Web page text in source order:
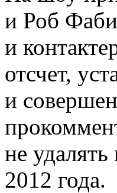
и Роб
и
отсчет,
и
не
2012 года.